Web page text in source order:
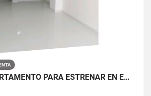
SE VENDE APARTAMENTO PARA ESTRENAR EN EL BARRIO RESTREPO